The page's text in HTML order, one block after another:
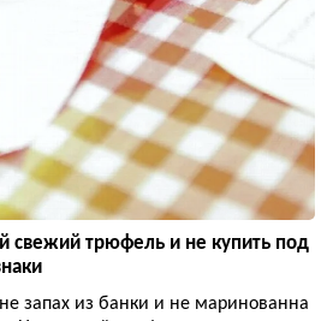
свежий трюфель и не купить под
запах из банки и не маринованна